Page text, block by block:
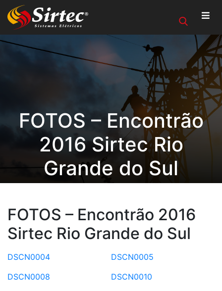
FOTOS – Encontrão
2016 Sirtec Rio
Grande do Sul
FOTOS – Encontrão 2016
Sirtec Rio Grande do Sul
DSCN0004
DSCN0005
DSCN0008
DSCN0010